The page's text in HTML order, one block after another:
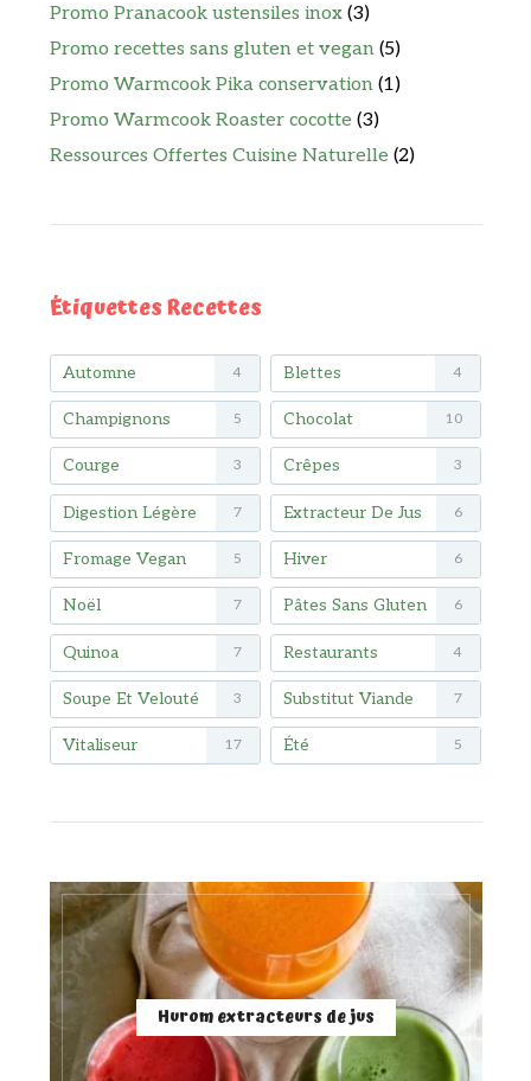
Promo Pranacook ustensiles inox (3)
Promo recettes sans gluten et vegan (5)
Promo Warmcook Pika conservation (1)
Promo Warmcook Roaster cocotte (3)
Ressources Offertes Cuisine Naturelle (2)
Étiquettes Recettes
Automne 4 Blettes 4
Champignons 5 Chocolat 10
Courge 3 Crêpes 3
Digestion Légère 7 Extracteur De Jus 6
Fromage Vegan 5 Hiver 6
Noël 7 Pâtes Sans Gluten 6
Quinoa 7 Restaurants 4
Soupe Et Velouté 3 Substitut Viande 7
Vitaliseur 17 Été 5
Hurom extracteurs de jus